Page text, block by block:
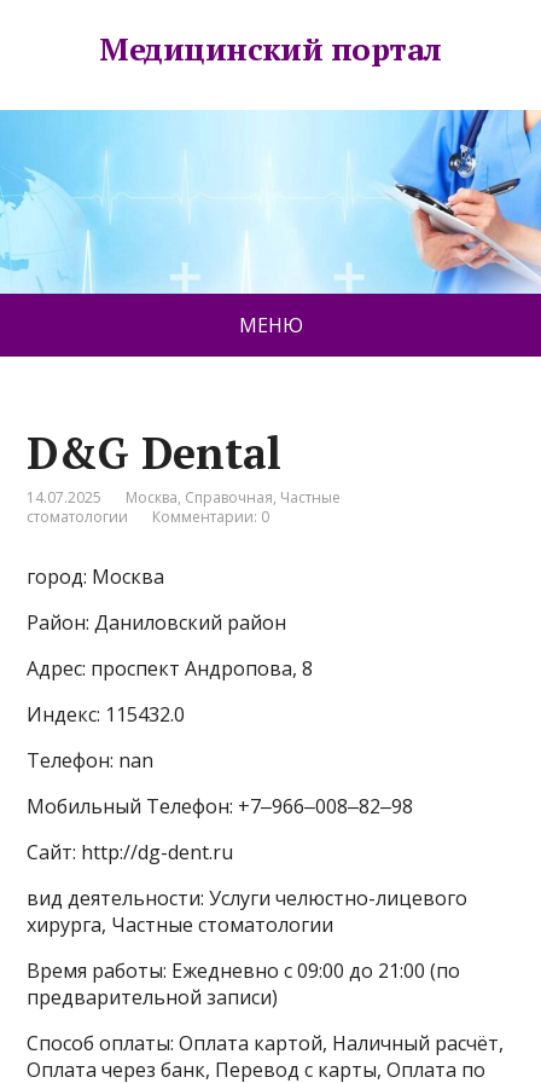
Медицинский портал
МЕНЮ
D&G Dental
14.07.2025 Москва, Справочная, Частные
стоматологии
Комментарии: 0
город: Москва
Район: Даниловский район
Адрес: проспект Андропова, 8
Индекс: 115432.0
Телефон: nan
Мобильный Телефон: +7‒966‒008‒82‒98
Сайт: http://dg-dent.ru
вид деятельности: Услуги челюстно-лицевого
хирурга, Частные стоматологии
Время работы: Ежедневно с 09:00 до 21:00 (по
предварительной записи)
Способ оплаты: Оплата картой, Наличный расчёт,
Оплата через банк, Перевод с карты, Оплата по